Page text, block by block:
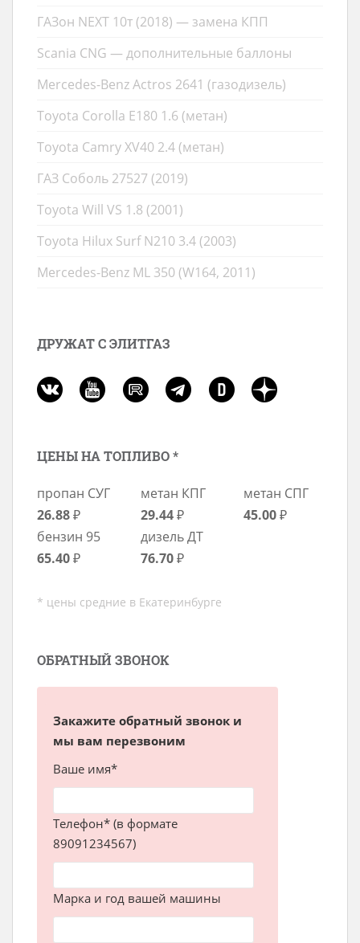
ГАЗон NEXT 10т (2018) — замена КПП
Scania CNG — дополнительные баллоны
Mercedes-Benz Actros 2641 (газодизель)
Toyota Corolla E180 1.6 (метан)
Toyota Camry XV40 2.4 (метан)
ГАЗ Соболь 27527 (2019)
Toyota Will VS 1.8 (2001)
Toyota Hilux Surf N210 3.4 (2003)
Mercedes-Benz ML 350 (W164, 2011)
ДРУЖАТ С ЭЛИТГАЗ
ЦЕНЫ НА ТОПЛИВО *
пропан СУГ
26.88₽
метан КПГ
29.44₽
метан СПГ
45.00₽
бензин 95
65.40₽
дизель ДТ
76.70₽
* цены средние в Екатеринбурге
ОБРАТНЫЙ ЗВОНОК
Закажите обратный звонок и
мы вам перезвоним
Ваше имя*
Телефон* (в формате
89091234567)
Марка и год вашей машины